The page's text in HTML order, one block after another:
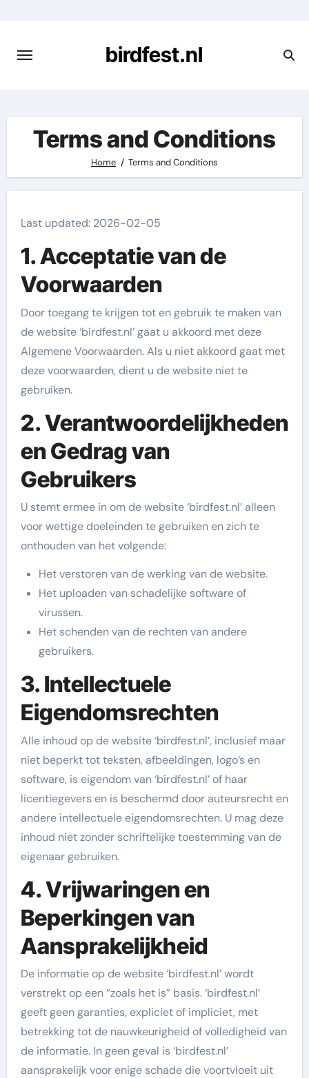
content
birdfest.nl
Terms and Conditions
Home Terms and Conditions
Last updated: 2026-02-05
1. Acceptatie van de
Voorwaarden
Door toegang te krijgen tot en gebruik te maken van
de website ‘birdfest.nl’ gaat u akkoord met deze
Algemene Voorwaarden. Als u niet akkoord gaat met
deze voorwaarden, dient u de website niet te
gebruiken.
2. Verantwoordelijkheden
en Gedrag van
Gebruikers
U stemt ermee in om de website ‘birdfest.nl’ alleen
voor wettige doeleinden te gebruiken en zich te
onthouden van het volgende:
Het verstoren van de werking van de website.
Het uploaden van schadelijke software of
virussen.
Het schenden van de rechten van andere
gebruikers.
3. Intellectuele
Eigendomsrechten
Alle inhoud op de website ‘birdfest.nl’, inclusief maar
niet beperkt tot teksten, afbeeldingen, logo’s en
software, is eigendom van ‘birdfest.nl’ of haar
licentiegevers en is beschermd door auteursrecht en
andere intellectuele eigendomsrechten. U mag deze
inhoud niet zonder schriftelijke toestemming van de
eigenaar gebruiken.
4. Vrijwaringen en
Beperkingen van
Aansprakelijkheid
De informatie op de website ‘birdfest.nl’ wordt
verstrekt op een “zoals het is” basis. ‘birdfest.nl’
geeft geen garanties, expliciet of impliciet, met
betrekking tot de nauwkeurigheid of volledigheid van
de informatie. In geen geval is ‘birdfest.nl’
aansprakelijk voor enige schade die voortvloeit uit